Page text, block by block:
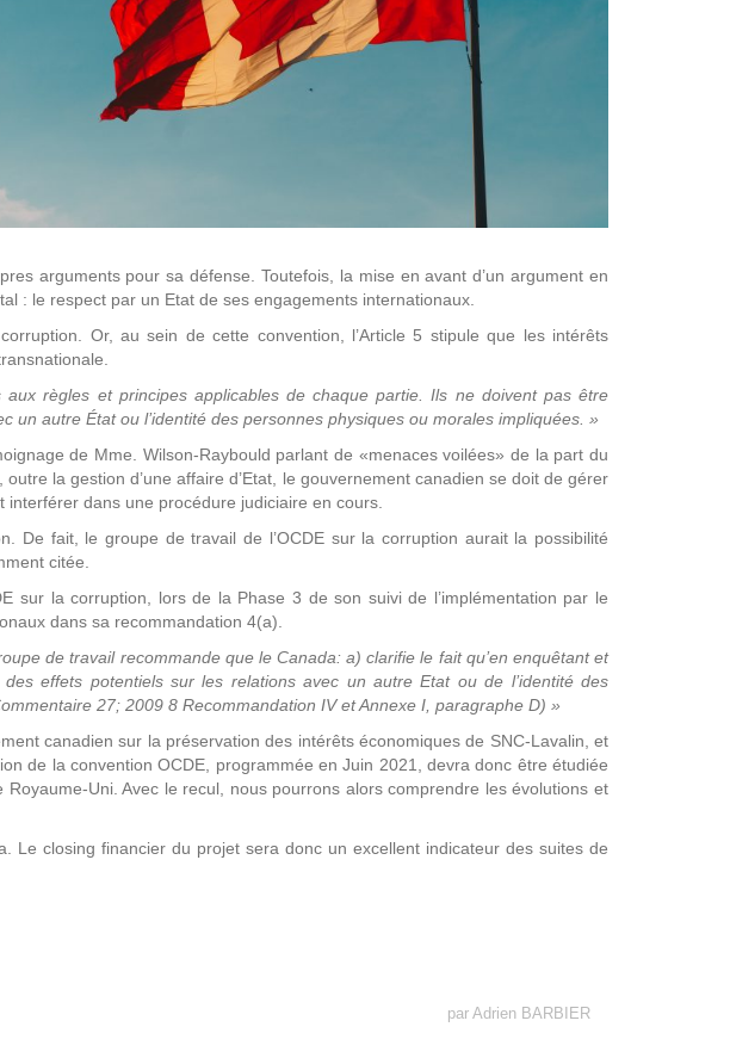
arguments pour sa défense. Toutefois, la mise en avant d’un argument en
: le respect par un Etat de ses engagements internationaux.
Or, au sein de cette convention, l’Article 5 stipule que les intérêts
règles et principes applicables de chaque partie. Ils ne doivent pas être
un autre État ou l’identité des personnes physiques ou morales impliquées. »
de Mme. Wilson-Raybould parlant de «menaces voilées» de la part du
la gestion d’une affaire d’Etat, le gouvernement canadien se doit de gérer
dans une procédure judiciaire en cours.
De fait, le groupe de travail de l’OCDE sur la corruption aurait la possibilité
citée.
sur la corruption, lors de la Phase 3 de son suivi de l’implémentation par le
dans sa recommandation 4(a).
de travail recommande que le Canada: a) clarifie le fait qu’en enquêtant et
effets potentiels sur les relations avec un autre Etat ou de l’identité des
27; 2009 8 Recommandation IV et Annexe I, paragraphe D) »
canadien sur la préservation des intérêts économiques de SNC-Lavalin, et
de la convention OCDE, programmée en Juin 2021, devra donc être étudiée
Uni. Avec le recul, nous pourrons alors comprendre les évolutions et
Le closing financier du projet sera donc un excellent indicateur des suites de
par Adrien BARBIER